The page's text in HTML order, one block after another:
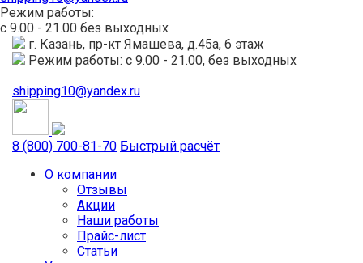
Режим работы:
с 9.00 - 21.00 без выходных
г. Казань, пр-кт Ямашева, д.45а, 6 этаж
Режим работы: с 9.00 - 21.00, без выходных
shipping10@yandex.ru
8 (800) 700-81-70 Быстрый расчёт
О компании
Отзывы
Акции
Наши работы
Прайс-лист
Статьи